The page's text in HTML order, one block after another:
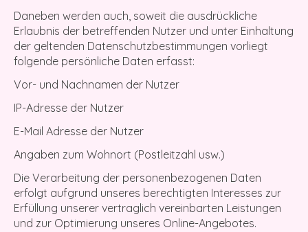
Daneben werden auch, soweit die ausdrückliche
Erlaubnis der betreffenden Nutzer und unter Einhaltung
der geltenden Datenschutzbestimmungen vorliegt
folgende persönliche Daten erfasst:
Vor- und Nachnamen der Nutzer
IP-Adresse der Nutzer
E-Mail Adresse der Nutzer
Angaben zum Wohnort (Postleitzahl usw.)
Die Verarbeitung der personenbezogenen Daten
erfolgt aufgrund unseres berechtigten Interesses zur
Erfüllung unserer vertraglich vereinbarten Leistungen
und zur Optimierung unseres Online-Angebotes.